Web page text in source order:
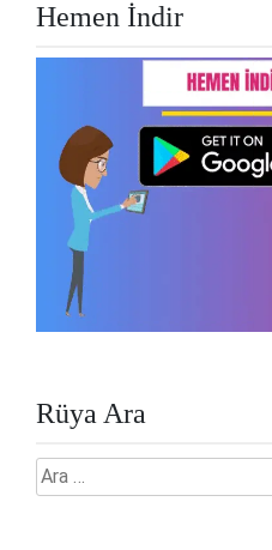
Hemen İndir
Rüya Ara
Arama: